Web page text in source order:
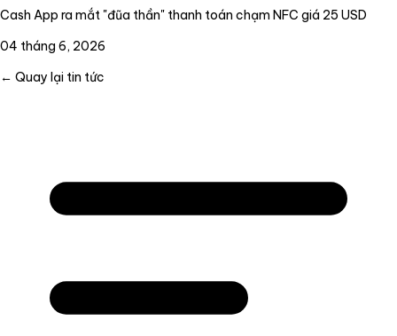
Cash App ra mắt "đũa thần" thanh toán chạm NFC giá 25 USD
04 tháng 6, 2026
← Quay lại tin tức